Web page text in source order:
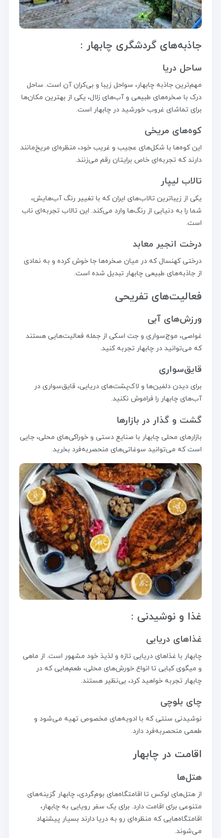
جاذبه‌های گردشگری چابهار :
ساحل دریا
مهم‌ترین جاذبه چابهار، سواحل زیبا و بی‌کران آن است. ساحل
درک با صخره‌های طبیعی و آب‌های زلال، یکی از بهترین مکان‌ها
برای تماشای غروب خورشید در چابهار است.
کوه‌های مریخی
این کوه‌ها با شکل‌های عجیب و غریب خود، منظره‌ای مریخ‌مانند
دارند که تجربه‌ای خاص برایتان رقم می‌زنند.
تالاب لیپار
یکی از زیباترین تالاب‌های ایران که با تغییر رنگ آب‌هایش،
شما را به دنیایی از رنگ‌ها وارد می‌کند. این تالاب تجربه‌ای ناب
است.
درخت انجیر معابد
درختی کهنسال که در میان صخره‌ها جا خوش کرده و به نمادی
از جاذبه‌های طبیعی چابهار تبدیل شده است.
فعالیت‌های تفریحی
ورزش‌های آبی
غواصی، موج‌سواری و جت اسکی از جمله فعالیت‌هایی هستند
که می‌توانید در چابهار تجربه کنید.
قایق‌سواری
برای دیدن دلفین‌ها و لاک‌پشت‌های دریایی، قایق‌سواری در
آب‌های چابهار را فراموش نکنید.
گشت و گذار در بازارها
بازارهای محلی چابهار با صنایع دستی و خوراکی‌های محلی، جایی
است که می‌توانید سوغاتی‌های منحصربه‌فرد بخرید.
غذا و نوشیدنی :
غذاهای دریایی
چابهار با غذاهای دریایی تازه و لذیذ خود مشهور است. از ماهی
و میگوی کبابی تا انواع خورش‌های محلی، طعم‌هایی که در
چابهار تجربه خواهید کرد، بی‌نظیر هستند.
چای بلوچی
نوشیدنی سنتی که با ادویه‌های مخصوص تهیه می‌شود و
طعمی منحصربه‌فرد دارد.
اقامت در چابهار
هتل‌ها
از هتل‌های لوکس تا اقامتگاه‌های بوم‌گردی، چابهار گزینه‌های
متنوعی برای اقامت دارد. برای یک سفر رویایی به چابهار،
اقامتگاه‌هایی که منظره‌ای رو به دریا دارند بسیار پیشنهاد
می‌شوند.